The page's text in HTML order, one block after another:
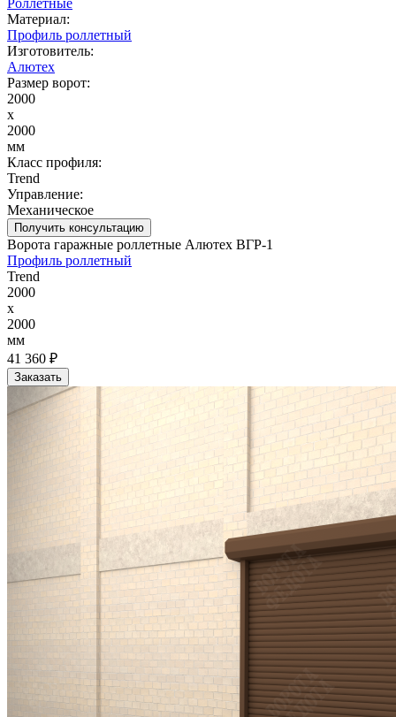
Роллетные
Материал:
Профиль роллетный
Изготовитель:
Алютех
Размер ворот:
2000
x
2000
мм
Класс профиля:
Trend
Управление:
Механическое
Получить консультацию
Ворота гаражные роллетные Алютех ВГР-1
Профиль роллетный
Trend
2000
x
2000
мм
41 360 ₽
Заказать